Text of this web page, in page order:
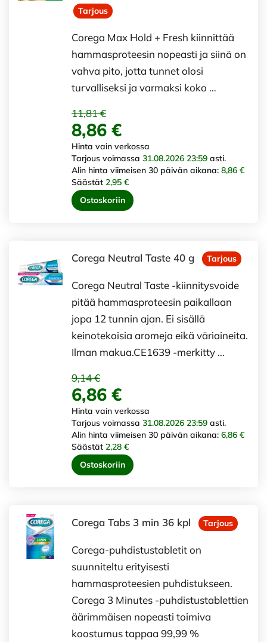
Tarjous
Corega Max Hold + Fresh kiinnittää
hammasproteesin nopeasti ja siinä on
vahva pito, jotta tunnet olosi
turvalliseksi ja varmaksi koko …
11,81 €
8,86 €
Hinta vain verkossa
Tarjous voimassa 31.08.2026 23:59 asti.
Alin hinta viimeisen 30 päivän aikana: 8,86 €
Säästät 2,95 €
Ostoskoriin
Corega Neutral Taste 40 g Tarjous
Corega Neutral Taste -kiinnitysvoide
pitää hammasproteesin paikallaan
jopa 12 tunnin ajan. Ei sisällä
keinotekoisia aromeja eikä väriaineita.
Ilman makua.CE1639 -merkitty …
9,14 €
6,86 €
Hinta vain verkossa
Tarjous voimassa 31.08.2026 23:59 asti.
Alin hinta viimeisen 30 päivän aikana: 6,86 €
Säästät 2,28 €
Ostoskoriin
Corega Tabs 3 min 36 kpl Tarjous
Corega-puhdistustabletit on
suunniteltu erityisesti
hammasproteesien puhdistukseen.
Corega 3 Minutes -puhdistustablettien
äärimmäisen nopeasti toimiva
koostumus tappaa 99,99 %